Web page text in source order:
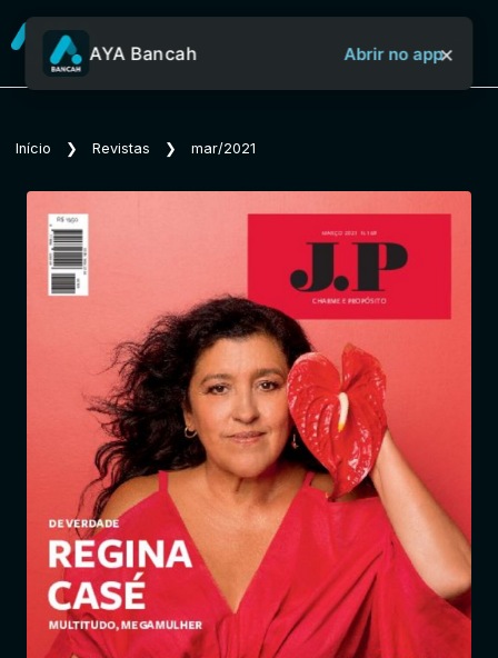
Sobre o Aya Bancah
Revistas
Jornais
Notícias
AYA Bancah Abrir no app×
Início ❯ Revistas ❯ mar/2021